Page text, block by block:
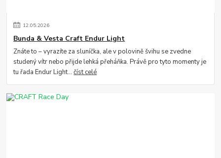
12.05.2026
Bunda & Vesta Craft Endur Light
Znáte to – vyrazíte za sluníčka, ale v polovině švihu se zvedne
studený vítr nebo přijde lehká přeháňka. Právě pro tyto momenty je
tu řada Endur Light...číst celé